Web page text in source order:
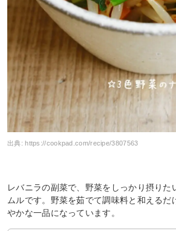
出典:https://cookpad.com/recipe/3807563
レバニラの副菜で、野菜をしっかり摂りた
ムルです。野菜を茹でて調味料と和えるだ
やかな一品になっています。